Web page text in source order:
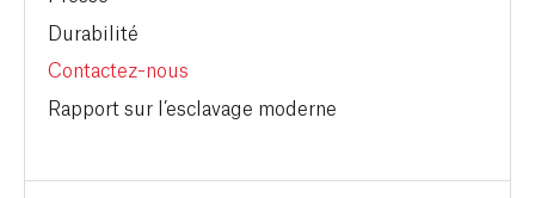
Durabilité
Contactez-nous
Rapport sur l’esclavage moderne